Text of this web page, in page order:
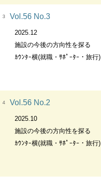
3 Vol.56 No.3
2025.12
施設の今後の方向性を探る
ｶｳﾝﾀｰ横(就職・ｻﾎﾟｰﾀｰ・旅行)
4 Vol.56 No.2
2025.10
施設の今後の方向性を探る
ｶｳﾝﾀｰ横(就職・ｻﾎﾟｰﾀｰ・旅行)